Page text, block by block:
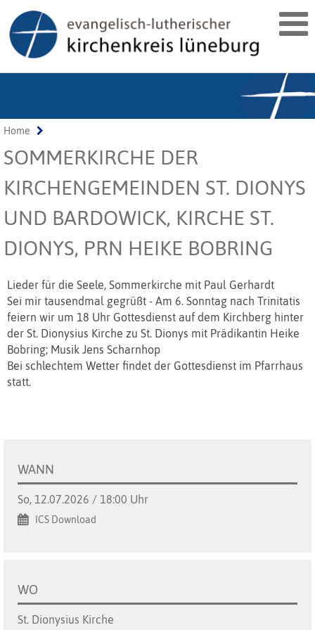
Home
SOMMERKIRCHE DER
KIRCHENGEMEINDEN ST. DIONYS
UND BARDOWICK, KIRCHE ST.
DIONYS, PRN HEIKE BOBRING
Lieder für die Seele, Sommerkirche mit Paul Gerhardt
Sei mir tausendmal gegrüßt - Am 6. Sonntag nach Trinitatis
feiern wir um 18 Uhr Gottesdienst auf dem Kirchberg hinter
der St. Dionysius Kirche zu St. Dionys mit Prädikantin Heike
Bobring; Musik Jens Scharnhop
Bei schlechtem Wetter findet der Gottesdienst im Pfarrhaus
statt.
WANN
So, 12.07.2026 / 18:00 Uhr
ICS Download
WO
St. Dionysius Kirche